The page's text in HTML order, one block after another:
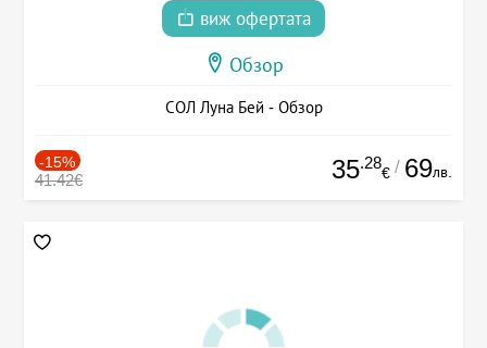
виж офертата
Обзор
СОЛ Луна Бей - Обзор
-15%
41.42€ 35.28
€ / 69лв.